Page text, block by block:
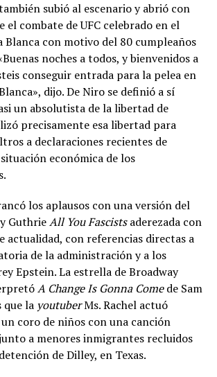
subió al escenario y abrió con
el combate de UFC celebrado en el
Blanca con motivo del 80 cumpleaños
noches a todos, y bienvenidos a
conseguir entrada para la pelea en
dijo. De Niro se definió a sí
un absolutista de la libertad de
precisamente esa libertad para
a declaraciones recientes de
económica de los
los aplausos con una versión del
GuthrieAll You Fascistsaderezada con
actualidad, con referencias directas a
de la administración y a los
Epstein. La estrella de Broadway
A Change Is Gonna Comede Sam
que la youtuberMs. Rachel actuó
coro de niños con una canción
a menores inmigrantes recluidos
de Dilley, en Texas.